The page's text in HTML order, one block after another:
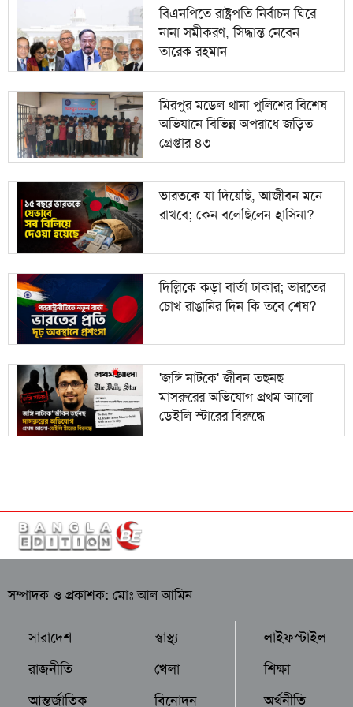
বিএনপিতে রাষ্ট্রপতি নির্বাচন ঘিরে
নানা সমীকরণ, সিদ্ধান্ত নেবেন
তারেক রহমান
মিরপুর মডেল থানা পুলিশের বিশেষ
অভিযানে বিভিন্ন অপরাধে জড়িত
গ্রেপ্তার ৪৩
ভারতকে যা দিয়েছি, আজীবন মনে
রাখবে; কেন বলেছিলেন হাসিনা?
দিল্লিকে কড়া বার্তা ঢাকার; ভারতের
চোখ রাঙানির দিন কি তবে শেষ?
'জঙ্গি নাটকে' জীবন তছনছ
মাসরুরের অভিযোগ প্রথম আলো-
ডেইলি স্টারের বিরুদ্ধে
সম্পাদক ও প্রকাশক: মোঃ আল আমিন
সারাদেশ
রাজনীতি
আন্তর্জাতিক
স্বাস্থ্য
খেলা
বিনোদন
লাইফস্টাইল
শিক্ষা
অর্থনীতি